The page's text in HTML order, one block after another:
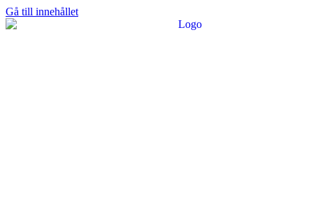
Gå till innehållet